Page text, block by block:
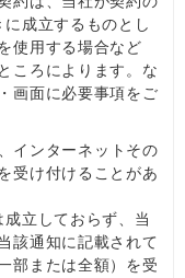
成立するものとし
使用する場合など
ころによります。な
画面に必要事項をご
インターネットその
受け付けることがあ
立しておらず、当
該通知に記載されて
部または全額）を受